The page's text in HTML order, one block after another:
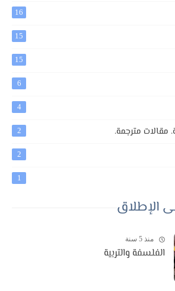
مترجمة.
الإطلاق
منذ 5 سنة
الفلسفة والتربية